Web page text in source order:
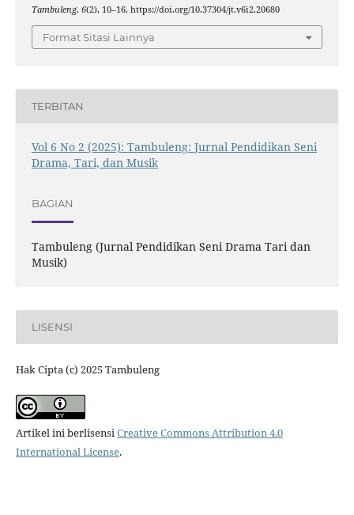
Tambuleng, 6(2), 10–16. https://doi.org/10.37304/jt.v6i2.20680
Format Sitasi Lainnya
TERBITAN
Vol 6 No 2 (2025): Tambuleng: Jurnal Pendidikan Seni
Drama, Tari, dan Musik
BAGIAN
Tambuleng (Jurnal Pendidikan Seni Drama Tari dan
Musik)
LISENSI
Hak Cipta (c) 2025 Tambuleng
Artikel ini berlisensi Creative Commons Attribution 4.0
International License.